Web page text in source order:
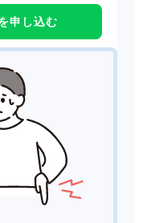
申し込む